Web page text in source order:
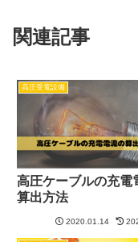
関連記事
高圧受電設備
高圧ケーブルの充電
算出方法
2020.01.14